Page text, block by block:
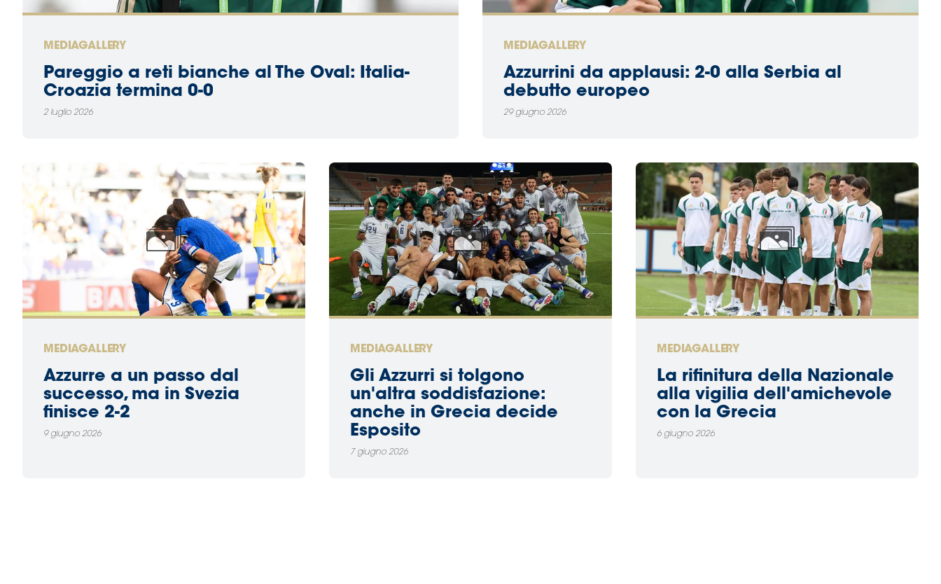
MEDIAGALLERY
Pareggio a reti bianche al The Oval: Italia-
Croazia termina 0-0
2 luglio 2026
MEDIAGALLERY
Azzurrini da applausi: 2-0 alla Serbia al
debutto europeo
29 giugno 2026
MEDIAGALLERY
Azzurre a un passo dal
successo, ma in Svezia
finisce 2-2
9 giugno 2026
MEDIAGALLERY
Gli Azzurri si tolgono
un'altra soddisfazione:
anche in Grecia decide
Esposito
7 giugno 2026
MEDIAGALLERY
La rifinitura della Nazionale
alla vigilia dell'amichevole
con la Grecia
6 giugno 2026